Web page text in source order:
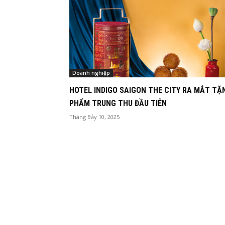
Doanh nghiệp
HOTEL INDIGO SAIGON THE CITY RA MẮT
PHẨM TRUNG THU ĐẦU TIÊN
Tháng Bảy 10, 2025